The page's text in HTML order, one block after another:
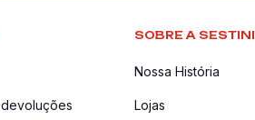
SOBRE A SESTINI
Nossa História
Lojas